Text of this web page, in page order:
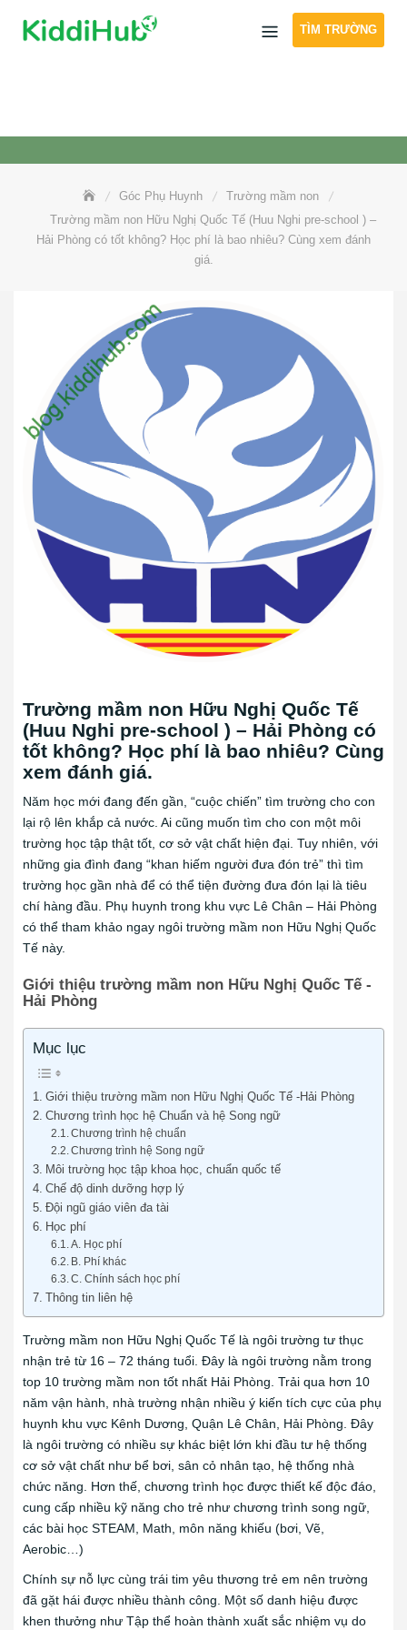
TÌM TRƯỜNG
Góc Phụ Huynh
Trường mầm non
Trường mầm non Hữu Nghị Quốc Tế (Huu Nghi pre-school ) –
Hải Phòng có tốt không? Học phí là bao nhiêu? Cùng xem đánh
giá.
Trường mầm non Hữu Nghị Quốc Tế
(Huu Nghi pre-school ) – Hải Phòng có
tốt không? Học phí là bao nhiêu? Cùng
xem đánh giá.
Năm học mới đang đến gần, “cuộc chiến” tìm trường cho con
lại rộ lên khắp cả nước. Ai cũng muốn tìm cho con một môi
trường học tập thật tốt, cơ sở vật chất hiện đại. Tuy nhiên, với
những gia đình đang “khan hiếm người đưa đón trẻ” thì tìm
trường học gần nhà để có thể tiện đường đưa đón lại là tiêu
chí hàng đầu. Phụ huynh trong khu vực Lê Chân – Hải Phòng
có thể tham khảo ngay ngôi trường mầm non Hữu Nghị Quốc
Tế này.
Giới thiệu trường mầm non Hữu Nghị Quốc Tế -
Hải Phòng
Mục lục
Giới thiệu trường mầm non Hữu Nghị Quốc Tế -Hải Phòng
Chương trình học hệ Chuẩn và hệ Song ngữ
Chương trình hệ chuẩn
Chương trình hệ Song ngữ
Môi trường học tập khoa học, chuẩn quốc tế
Chế độ dinh dưỡng hợp lý
Đội ngũ giáo viên đa tài
Học phí
A. Học phí
B. Phí khác
C. Chính sách học phí
Thông tin liên hệ
Trường mầm non Hữu Nghị Quốc Tế là ngôi trường tư thục
nhận trẻ từ 16 – 72 tháng tuổi. Đây là ngôi trường nằm trong
top 10 trường mầm non tốt nhất Hải Phòng. Trải qua hơn 10
năm vận hành, nhà trường nhận nhiều ý kiến tích cực của phụ
huynh khu vực Kênh Dương, Quận Lê Chân, Hải Phòng. Đây
là ngôi trường có nhiều sự khác biệt lớn khi đầu tư hệ thống
cơ sở vật chất như bể bơi, sân cỏ nhân tạo, hệ thống nhà
chức năng. Hơn thế, chương trình học được thiết kế độc đáo,
cung cấp nhiều kỹ năng cho trẻ như chương trình song ngữ,
các bài học STEAM, Math, môn năng khiếu (bơi, Vẽ,
Aerobic…)
Chính sự nỗ lực cùng trái tim yêu thương trẻ em nên trường
đã gặt hái được nhiều thành công. Một số danh hiệu được
khen thưởng như Tập thể hoàn thành xuất sắc nhiệm vụ do